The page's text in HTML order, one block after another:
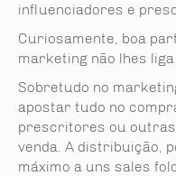
influenciadores e
Curiosamente, boa
marketing não lhes liga
Sobretudo no
apostar tudo no
prescritores ou
venda. A distribuição,
máximo a uns sales